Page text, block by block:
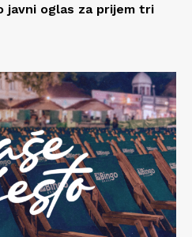
javni oglas za prijem tri